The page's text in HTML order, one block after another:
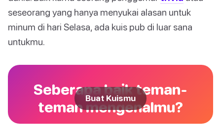
seseorang yang hanya menyukai alasan untuk
minum di hari Selasa, ada kuis pub di luar sana
untukmu.
Seberapa baik teman-
teman mengenalmu?
Buat Kuismu